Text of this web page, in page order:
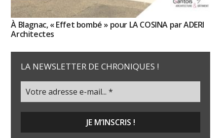
À Blagnac, « Effet bombé » pour LA COSINA par ADERI
Architectes
LA NEWSLETTER DE CHRONIQUES !